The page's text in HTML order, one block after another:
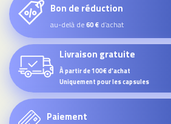
Bon de réduction
au-delà de60 € d’achat
Livraison gratuite
À partir de 100€ d'achat
Uniquement pour les capsules
Paiement